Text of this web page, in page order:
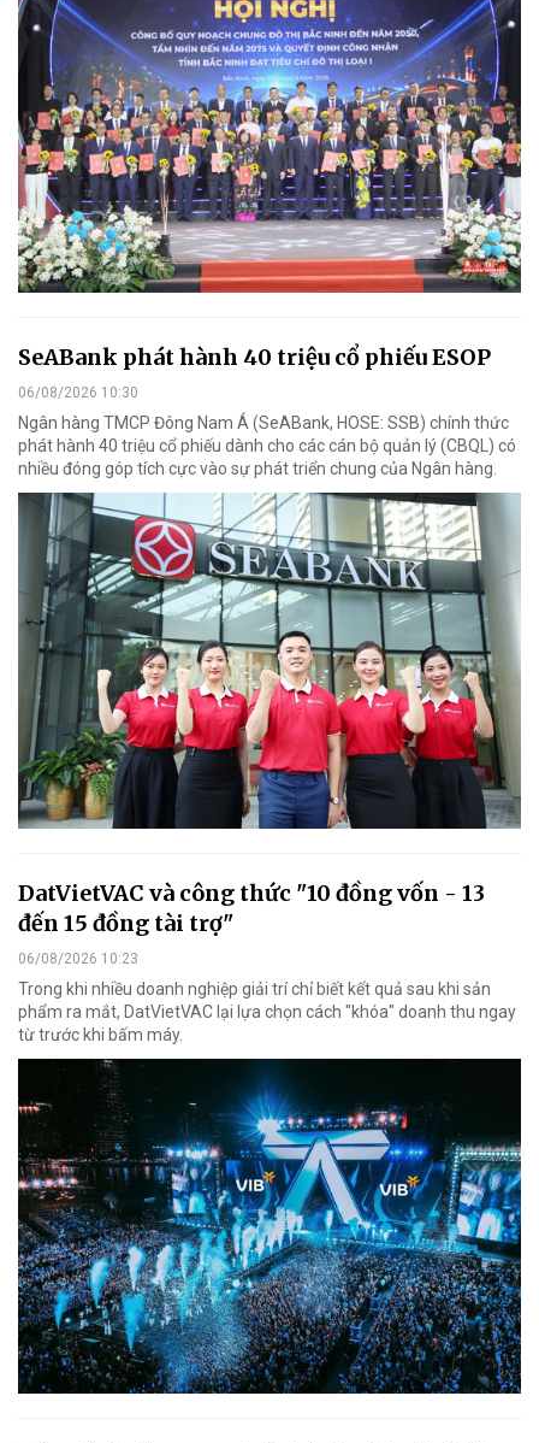
SeABank phát hành 40 triệu cổ phiếu ESOP
06/08/2026 10:30
Ngân hàng TMCP Đông Nam Á (SeABank, HOSE: SSB) chính thức
phát hành 40 triệu cổ phiếu dành cho các cán bộ quản lý (CBQL) có
nhiều đóng góp tích cực vào sự phát triển chung của Ngân hàng.
DatVietVAC và công thức "10 đồng vốn - 13
đến 15 đồng tài trợ"
06/08/2026 10:23
Trong khi nhiều doanh nghiệp giải trí chỉ biết kết quả sau khi sản
phẩm ra mắt, DatVietVAC lại lựa chọn cách "khóa" doanh thu ngay
từ trước khi bấm máy.